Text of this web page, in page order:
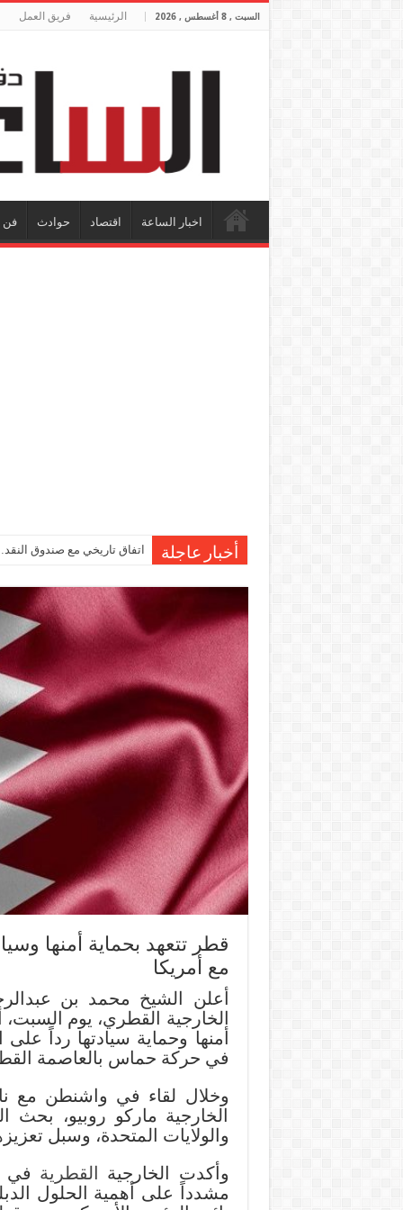
السبت , 8 أغسطس , 2026 الرئيسية فريق العمل
اخبار الساعة اقتصاد حوادث فن
أخبار عاجلة اتفاق تاريخي مع صندوق النقد…مصر تقترب من
قطر تتعهد بحماية أمنها
مع أمريكا
أعلن الشيخ محمد بن
الخارجية القطري، يوم السبت،
أمنها وحماية سيادتها رداً
في حركة حماس بالعاصمة
وخلال لقاء في واشنطن مع
الخارجية ماركو روبيو، بحث
والولايات المتحدة، وسبل
وأكدت الخارجية القطرية في
مشدداً على أهمية الحلول